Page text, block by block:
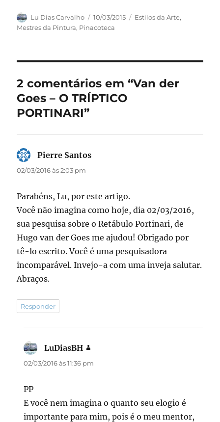
c
e
o
o
k
st
o
o
n
ai
l
a
re
Autor
Lu Dias Carvalho
Publicado
em
10/03/2015 Categorias
Estilos da Arte,
Mestres da Pintura, Pinacoteca
2 comentários em “Van der
Goes – O TRÍPTICO
PORTINARI”
Pierre Santos
02/03/2016 às 2:03 pm
Parabéns, Lu, por este artigo.
Você não imagina como hoje, dia 02/03/2016,
sua pesquisa sobre o Retábulo Portinari, de
Hugo van der Goes me ajudou! Obrigado por
tê-lo escrito. Você é uma pesquisadora
incomparável. Invejo-a com uma inveja salutar.
Abraços.
Responder
LuDiasBH
02/03/2016 às 11:36 pm
PP
E você nem imagina o quanto seu elogio é
importante para mim, pois é o meu mentor,